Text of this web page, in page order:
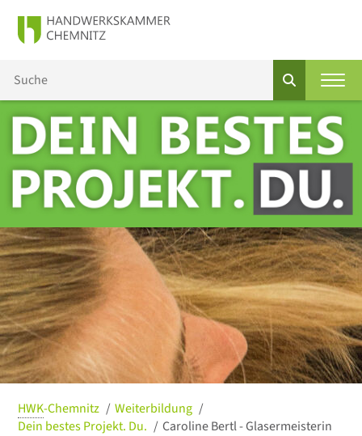
HWK-Chemnitz
Weiterbildung
Dein bestes Projekt. Du.
Caroline Bertl - Glasermeisterin